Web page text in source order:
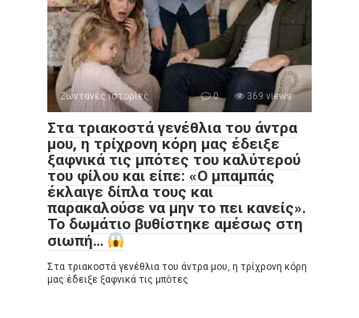
Ζωντανές ιστορίες 0 369 views
Στα τριακοστά γενέθλια του άντρα
μου, η τρίχρονη κόρη μας έδειξε
ξαφνικά τις μπότες του καλύτερού
του φίλου και είπε: «Ο μπαμπάς
έκλαιγε δίπλα τους και
παρακαλούσε να μην το πει κανείς».
Το δωμάτιο βυθίστηκε αμέσως στη
σιωπή…
Στα τριακοστά γενέθλια του άντρα μου, η τρίχρονη κόρη
μας έδειξε ξαφνικά τις μπότες